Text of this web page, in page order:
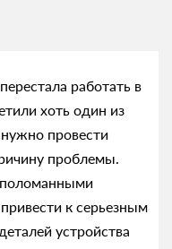
работать в
хоть один из
провести
проблемы.
к серьезным
устройства